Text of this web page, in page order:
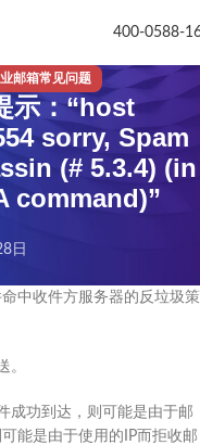
400-0588-
邮箱常见问题
示：“host
sorry, Spam
(# 5.3.4) (in
command)”
日
中收件方服务器的反垃圾策
。
成功到达，则可能是由于邮
能是由于使用的IP而拒收邮